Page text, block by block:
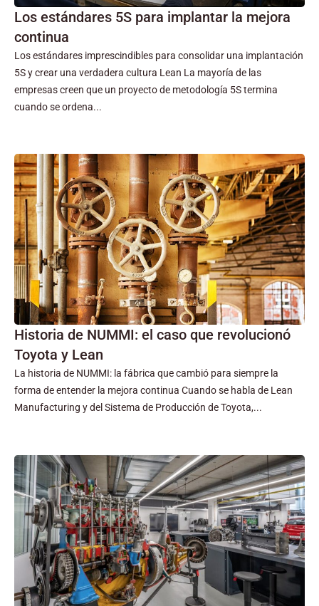
Los estándares 5S para implantar la mejora
continua
Los estándares imprescindibles para consolidar una implantación
5S y crear una verdadera cultura Lean La mayoría de las
empresas creen que un proyecto de metodología 5S termina
cuando se ordena...
Historia de NUMMI: el caso que revolucionó
Toyota y Lean
La historia de NUMMI: la fábrica que cambió para siempre la
forma de entender la mejora continua Cuando se habla de Lean
Manufacturing y del Sistema de Producción de Toyota,...